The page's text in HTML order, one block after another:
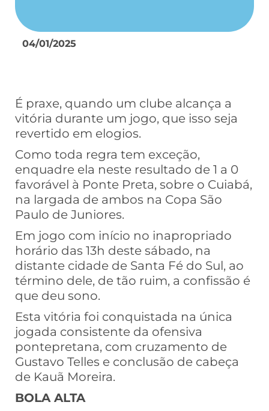
04/01/2025
É praxe, quando um clube alcança a
vitória durante um jogo, que isso seja
revertido em elogios.
Como toda regra tem exceção,
enquadre ela neste resultado de 1 a 0
favorável à Ponte Preta, sobre o Cuiabá,
na largada de ambos na Copa São
Paulo de Juniores.
Em jogo com início no inapropriado
horário das 13h deste sábado, na
distante cidade de Santa Fé do Sul, ao
término dele, de tão ruim, a confissão é
que deu sono.
Esta vitória foi conquistada na única
jogada consistente da ofensiva
pontepretana, com cruzamento de
Gustavo Telles e conclusão de cabeça
de Kauã Moreira.
BOLA ALTA